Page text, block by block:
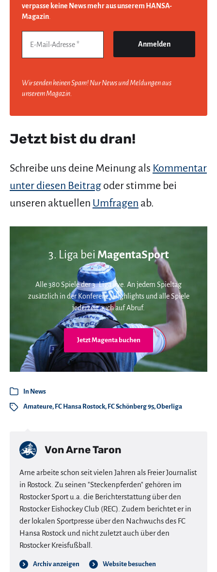
verpasse keine News mehr aus unserem HANSA-
Magazin
Wir senden keinen Spam! Nur News und Meldungen aus
unserem Magazin.
Jetzt bist du dran!
Schreibe uns deine Meinung als Kommentar
unter diesen Beitrag oder stimme bei
unseren aktuellen Umfragen ab.
3. Liga bei MagentaSport
Alle 380 Spiele der 3. Liga live. An jedem Spieltag
zusätzlich in der Konferenz. Highlights und alle Spiele
jederzeit auch auf Abruf.
Jetzt Magenta buchen
In News
Amateure, FC Hansa Rostock, FC Schönberg 95,Oberliga
VonArne Taron
Arne arbeite schon seit vielen Jahren als Freier Journalist
in Rostock. Zu seinen "Steckenpferden" gehören im
Rostocker Sport u.a. die Berichterstattung über den
Rostocker Eishockey Club (REC). Zudem berichtet er in
der lokalen Sportpresse über den Nachwuchs des FC
Hansa Rostock und nicht zuletzt auch über den
Rostocker Kreisfußball.
Archiv anzeigen Website besuchen